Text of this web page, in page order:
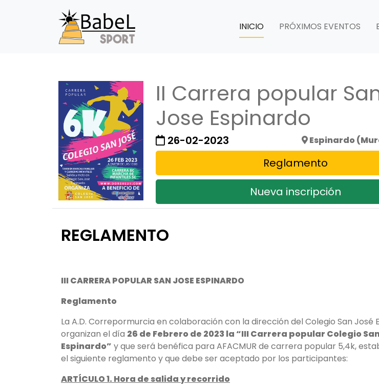
INICIO PRÓXIMOS EVENTOS
II Carrera popular
Jose Espinardo
26-02-2023 Espinardo
Reglamento
Nueva inscripción
REGLAMENTO
III CARRERA POPULAR SAN JOSE ESPINARDO
Reglamento
La A.D. Correpormurcia en colaboración con la dirección del Colegio San José
organizan el día 26 de Febrero de 2023 la “III Carrera popular Colegio
Espinardo” y que será benéfica para AFACMUR de carrera popular 5,4k,
el siguiente reglamento y que debe ser aceptado por los participantes:
ARTÍCULO 1. Hora de salida y recorrido